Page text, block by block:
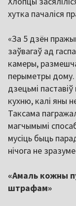
хутка пачаліся
«За 5 дзён
заўвагаў ад
камеры,
перыметры
дзецьмі
кухню, калі яны
Таксама
магчымымі
мусіць быць
нічога не
«Амаль кожны
штрафам»